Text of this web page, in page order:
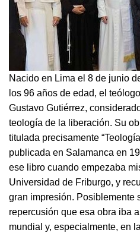
Nacido en Lima el 8 de junio
los 96 años de edad, el
Gustavo Gutiérrez,
teología de la liberación. Su
titulada precisamente
publicada en Salamanca en
ese libro cuando empezaba
Universidad de Friburgo, y
gran impresión. Posiblemente
repercusión que esa obra iba
mundial y, especialmente, en